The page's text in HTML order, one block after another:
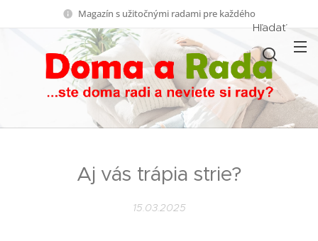
Magazín s užitočnými radami pre každého
Hľadať
Aj vás trápia strie?
15.03.2025